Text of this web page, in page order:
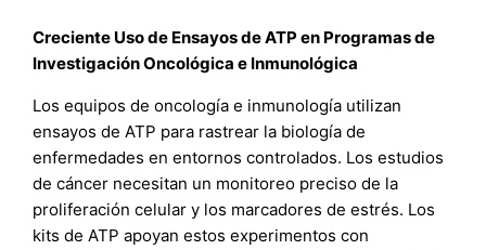
Creciente Uso de Ensayos de ATP en Programas de
Investigación Oncológica e Inmunológica
Los equipos de oncología e inmunología utilizan
ensayos de ATP para rastrear la biología de
enfermedades en entornos controlados. Los estudios
de cáncer necesitan un monitoreo preciso de la
proliferación celular y los marcadores de estrés. Los
kits de ATP apoyan estos experimentos con